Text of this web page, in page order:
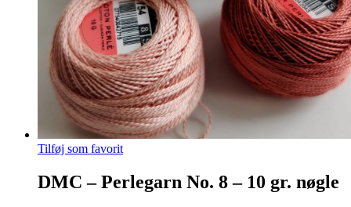
Tilføj som favorit
DMC – Perlegarn No. 8 – 10 gr. nøgle